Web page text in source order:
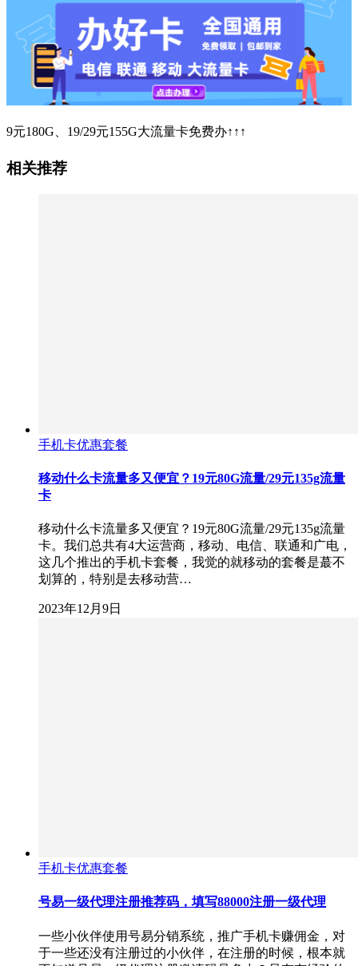
9元180G、19/29元155G大流量卡免费办↑↑↑
相关推荐
手机卡优惠套餐
移动什么卡流量多又便宜？19元80G流量/29元135g流量
卡
移动什么卡流量多又便宜？19元80G流量/29元135g流量
卡。我们总共有4大运营商，移动、电信、联通和广电，
这几个推出的手机卡套餐，我觉的就移动的套餐是蕞不
划算的，特别是去移动营…
2023年12月9日
手机卡优惠套餐
号易一级代理注册推荐码，填写88000注册一级代理
一些小伙伴使用号易分销系统，推广手机卡赚佣金，对
于一些还没有注册过的小伙伴，在注册的时候，根本就